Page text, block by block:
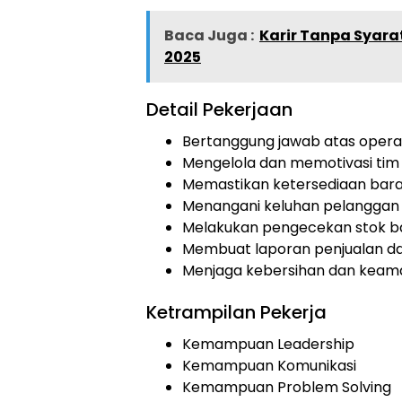
Baca Juga : Karir Tanpa
2025
Detail Pekerjaan
Bertanggung jawab atas
Mengelola dan memotivasi
Memastikan ketersediaan
Menangani keluhan
Melakukan pengecekan stok
Membuat laporan penjualan
Menjaga kebersihan dan
Ketrampilan Pekerja
Kemampuan Leadership
Kemampuan Komunikasi
Kemampuan Problem Solving